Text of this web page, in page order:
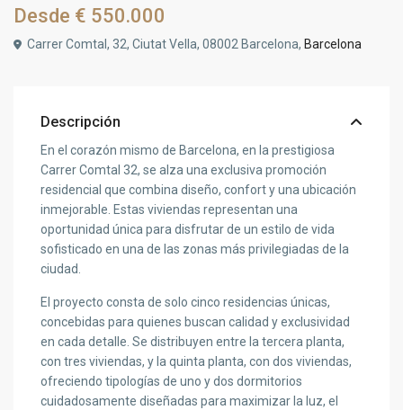
Desde € 550.000
Carrer Comtal, 32, Ciutat Vella, 08002 Barcelona, Barcelona
Descripción
En el corazón mismo de Barcelona, en la prestigiosa
Carrer Comtal 32, se alza una exclusiva promoción
residencial que combina diseño, confort y una ubicación
inmejorable. Estas viviendas representan una
oportunidad única para disfrutar de un estilo de vida
sofisticado en una de las zonas más privilegiadas de la
ciudad.
El proyecto consta de solo cinco residencias únicas,
concebidas para quienes buscan calidad y exclusividad
en cada detalle. Se distribuyen entre la tercera planta,
con tres viviendas, y la quinta planta, con dos viviendas,
ofreciendo tipologías de uno y dos dormitorios
cuidadosamente diseñadas para maximizar la luz, el